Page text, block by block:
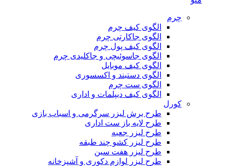
چرم
الگوی کیف چرم
الگوی جاکارتی چرم
الگوی کیف پول چرم
الگوی جاسوئیچی و جاکلیدی چرم
الگوی کیف موبایل
الگوی دستبند و اکسسوری
الگوی ست چرم
الگوی کیف دیپلمات و اداری
کورل
طرح برش لیزر سرگرمی و اسباب بازی
طرح لایه باز ست اداری
طرح لیزر جعبه
طرح لیزر کشو چند طبقه
طرح لیزر هفت سین
طرح لیزر لوازم دکوری و آشپزخانه